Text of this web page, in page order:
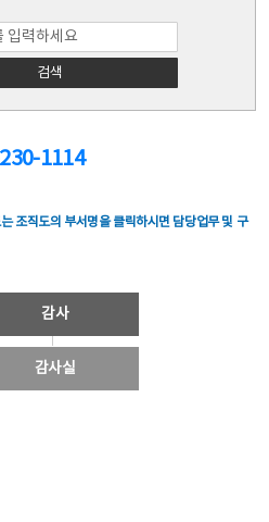
검색
1114
조직도의 부서명을 클릭하시면 담당업무 및 구
감사
감사실